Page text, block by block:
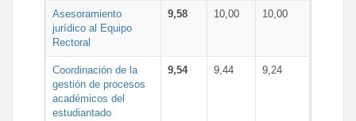
Asesoramiento
jurídico al Equipo
Rectoral
9,58 10,00 10,00
Coordinación de la
gestión de procesos
académicos del
estudiantado
9,54 9,44 9,24